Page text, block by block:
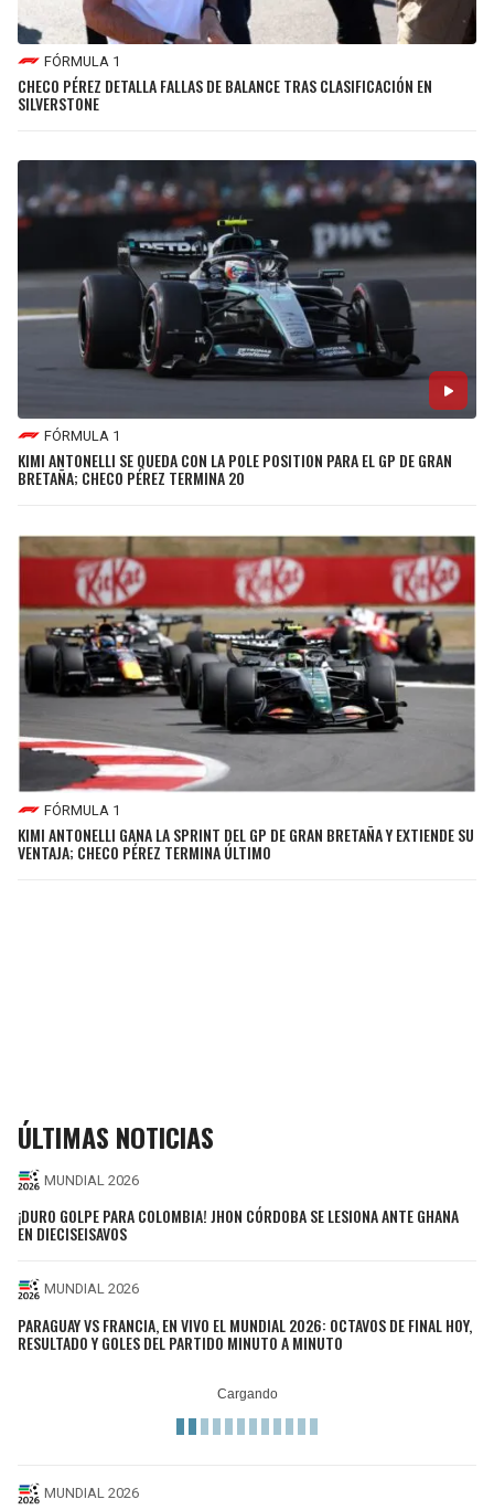
FÓRMULA 1
CHECO PÉREZ DETALLA FALLAS DE BALANCE TRAS CLASIFICACIÓN EN
SILVERSTONE
FÓRMULA 1
KIMI ANTONELLI SE QUEDA CON LA POLE POSITION PARA EL GP DE GRAN
BRETAÑA; CHECO PÉREZ TERMINA 20
FÓRMULA 1
KIMI ANTONELLI GANA LA SPRINT DEL GP DE GRAN BRETAÑA Y EXTIENDE SU
VENTAJA; CHECO PÉREZ TERMINA ÚLTIMO
ÚLTIMAS NOTICIAS
MUNDIAL 2026
¡DURO GOLPE PARA COLOMBIA! JHON CÓRDOBA SE LESIONA ANTE GHANA
EN DIECISEISAVOS
MUNDIAL 2026
PARAGUAY VS FRANCIA, EN VIVO EL MUNDIAL 2026: OCTAVOS DE FINAL HOY,
RESULTADO Y GOLES DEL PARTIDO MINUTO A MINUTO
MUNDIAL 2026